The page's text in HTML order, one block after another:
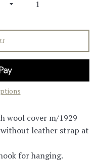
wool cover m/1929
leather strap at
for hanging.